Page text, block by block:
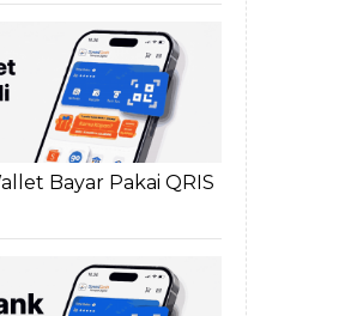
Bayar Pakai QRIS